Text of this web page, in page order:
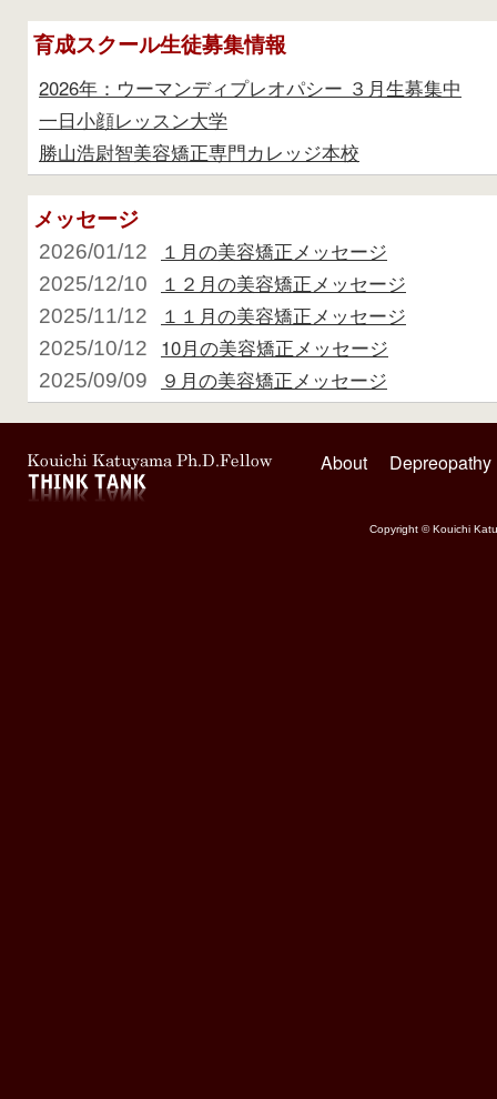
育成スクール生徒募集情報
2026年：ウーマンディプレオパシー ３月生募集中
一日小顔レッスン大学
勝山浩尉智美容矯正専門カレッジ本校
メッセージ
2026/01/12 １月の美容矯正メッセージ
2025/12/10 １２月の美容矯正メッセージ
2025/11/12 １１月の美容矯正メッセージ
2025/10/12 10月の美容矯正メッセージ
2025/09/09 ９月の美容矯正メッセージ
About Depreopathy
Copyright © Kouichi